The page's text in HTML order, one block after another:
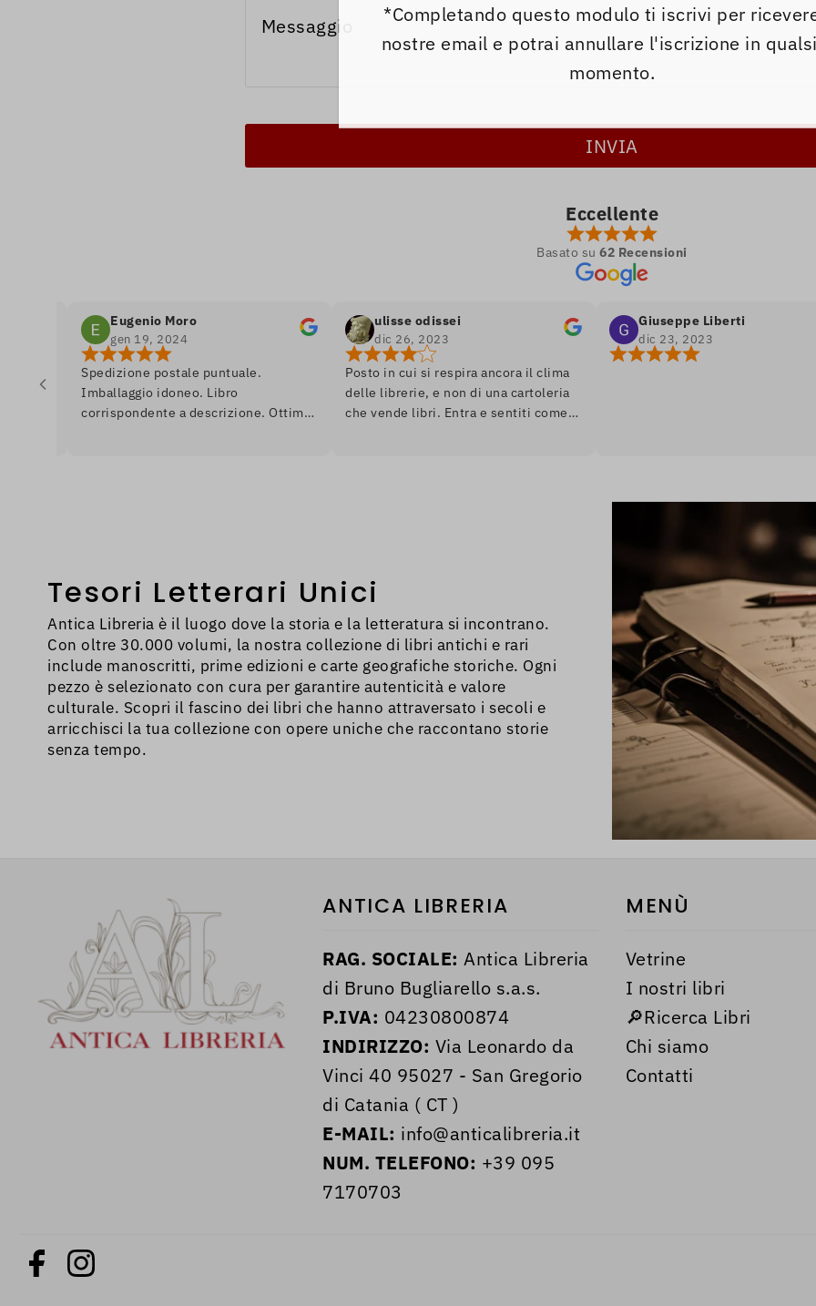
Eccellente
Basato su 62 Recensioni
Eugenio Moro
gen 19, 2024
Spedizione postale puntuale.
Imballaggio idoneo. Libro
corrispondente a descrizione. Ottimo.
ulisse odissei
dic 26, 2023
Posto in cui si respira ancora il clima
delle librerie, e non di una cartoleria
che vende libri. Entra e sentiti come
Giuseppe Liberti
dic 23, 2023
Tesori Letterari Unici
Antica Libreria è il luogo dove la storia e la letteratura si incontrano.
Con oltre 30.000 volumi, la nostra collezione di libri antichi e rari
include manoscritti, prime edizioni e carte geografiche storiche. Ogni
pezzo è selezionato con cura per garantire autenticità e valore
culturale. Scopri il fascino dei libri che hanno attraversato i secoli e
arricchisci la tua collezione con opere uniche che raccontano storie
senza tempo.
ANTICA LIBRERIA
RAG. SOCIALE: Antica Libreria
di Bruno Bugliarello s.a.s.
P.IVA: 04230800874
INDIRIZZO: Via Leonardo da
Vinci 40 95027 - San Gregorio
di Catania ( CT )
E-MAIL: info@anticalibreria.it
NUM. TELEFONO: +39 095
7170703
MENÙ
Vetrine
I nostri libri
🔎Ricerca Libri
Chi siamo
Contatti
*Completando questo modulo ti iscrivi per
nostre email e potrai annullare l'iscrizione in
momento.